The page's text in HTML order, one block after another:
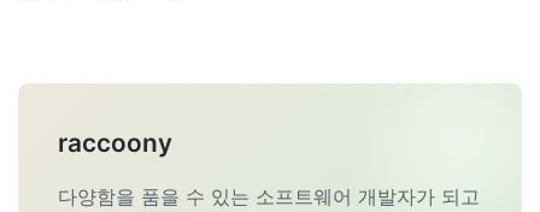
raccoony
다양함을 품을 수 있는 소프트웨어 개발자가 되고